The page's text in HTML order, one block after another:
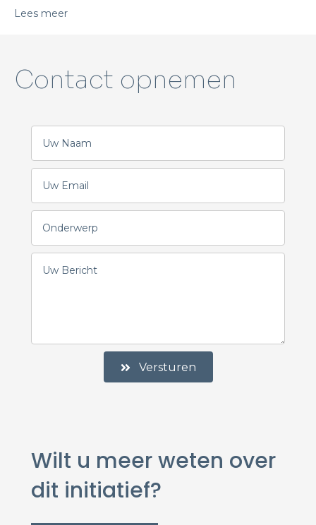
Lees meer
Contact opnemen
Versturen
Wilt u meer weten over
dit initiatief?